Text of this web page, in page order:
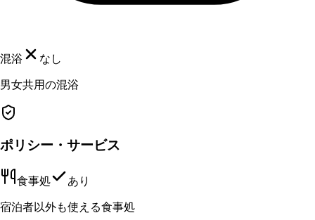
混浴 なし
男女共用の混浴
ポリシー・サービス
食事処 あり
宿泊者以外も使える食事処